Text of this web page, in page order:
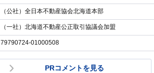
（公社）全日本不動産協会北海道本部
（一社）北海道不動産公正取引協議会加盟
79790724-01000508
PRコメントを見る